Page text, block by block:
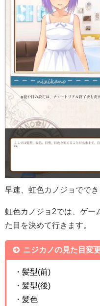
早速、虹色カノジョでで
虹色カノジョ2では、ゲー
た目を決めて行きます。
ニジカノの見た目変
・髪型(前)
・髪型(後)
・髪色